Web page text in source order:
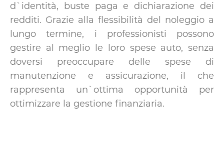
d`identità, buste paga e dichiarazione dei
redditi. Grazie alla flessibilità del noleggio a
lungo termine, i professionisti possono
gestire al meglio le loro spese auto, senza
doversi preoccupare delle spese di
manutenzione e assicurazione, il che
rappresenta un`ottima opportunità per
ottimizzare la gestione finanziaria.